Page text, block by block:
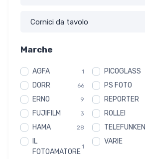
Cornici da tavolo
Marche
AGFA 1
DORR 66
ERNO 9
FUJIFILM 3
HAMA 28
IL
FOTOAMATORE
1
PICOGLASS
PS FOTO
REPORTER
ROLLEI
TELEFUNKEN
VARIE